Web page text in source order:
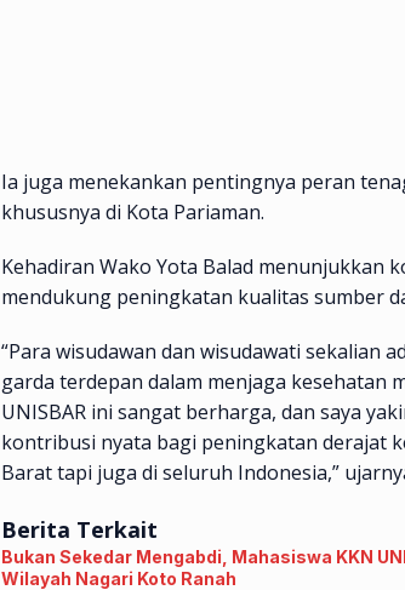
Ia juga menekankan pentingnya peran
khususnya di Kota Pariaman.
Kehadiran Wako Yota Balad menunjukkan
mendukung peningkatan kualitas sumber
“Para wisudawan dan wisudawati sekalian
garda terdepan dalam menjaga kesehatan
UNISBAR ini sangat berharga, dan saya
kontribusi nyata bagi peningkatan derajat
Barat tapi juga di seluruh Indonesia,”
Berita Terkait
Bukan Sekedar Mengabdi, Mahasiswa KKN
Wilayah Nagari Koto Ranah